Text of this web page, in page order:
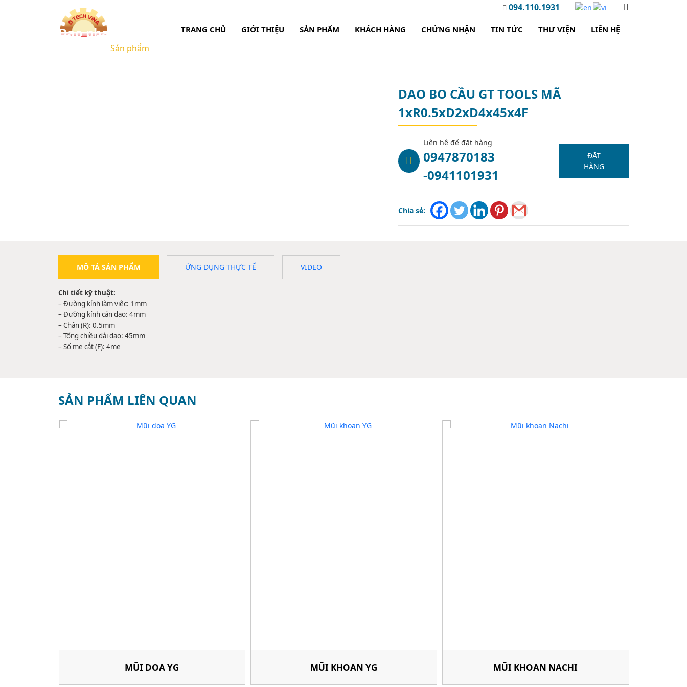
094.110.1931
TRANG CHỦ GIỚI THIỆU SẢN PHẨM KHÁCH HÀNG CHỨNG NHẬN TIN TỨC THƯ VIỆN LIÊN HỆ
Dao phay
Sản phẩm
DAO BO CẦU GT TOOLS MÃ
1xR0.5xD2xD4x45x4F
Liên hệ để đặt hàng
0947870183
-0941101931
ĐẶT
HÀNG
Chia sẻ:
MÔ TẢ SẢN PHẨM ỨNG DỤNG THỰC TẾ VIDEO
Chi tiết kỹ thuật:
– Đường kính làm việc: 1mm
– Đường kính cán dao: 4mm
– Chân (R): 0.5mm
– Tổng chiều dài dao: 45mm
– Số me cắt (F): 4me
SẢN PHẨM LIÊN QUAN
MŨI DOA YG MŨI KHOAN YG MŨI KHOAN NACHI